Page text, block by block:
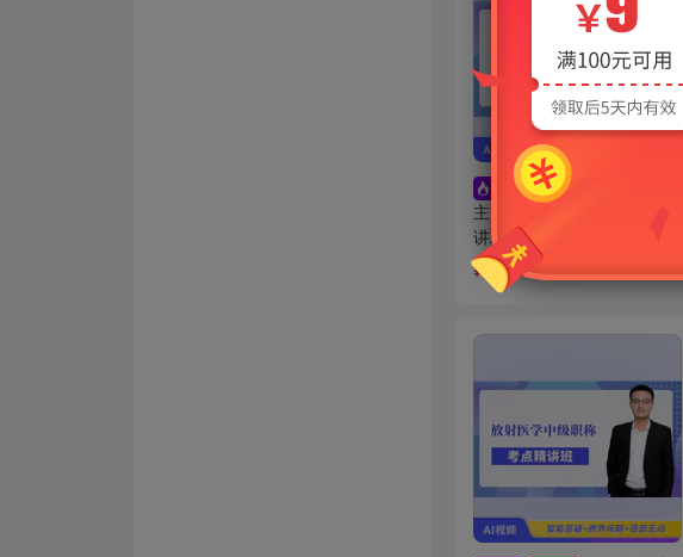
热门 AI视频
主治医师（内科学）考点精
讲班
¥1045 热度 1454